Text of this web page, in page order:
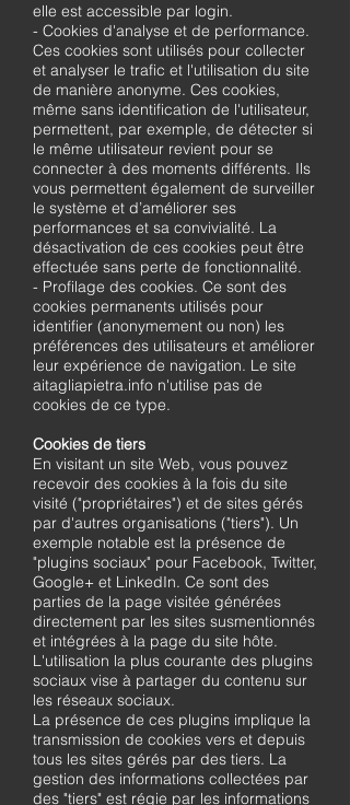
elle est accessible par login.
- Cookies d'analyse et de performance.
Ces cookies sont utilisés pour collecter
et analyser le trafic et l'utilisation du site
de manière anonyme. Ces cookies,
même sans identification de l'utilisateur,
permettent, par exemple, de détecter si
le même utilisateur revient pour se
connecter à des moments différents. Ils
vous permettent également de surveiller
le système et d’améliorer ses
performances et sa convivialité. La
désactivation de ces cookies peut être
effectuée sans perte de fonctionnalité.
- Profilage des cookies. Ce sont des
cookies permanents utilisés pour
identifier (anonymement ou non) les
préférences des utilisateurs et améliorer
leur expérience de navigation. Le site
aitagliapietra.info n'utilise pas de
cookies de ce type.
Cookies de tiers
En visitant un site Web, vous pouvez
recevoir des cookies à la fois du site
visité ("propriétaires") et de sites gérés
par d'autres organisations ("tiers"). Un
exemple notable est la présence de
"plugins sociaux" pour Facebook, Twitter,
Google+ et LinkedIn. Ce sont des
parties de la page visitée générées
directement par les sites susmentionnés
et intégrées à la page du site hôte.
L'utilisation la plus courante des plugins
sociaux vise à partager du contenu sur
les réseaux sociaux.
La présence de ces plugins implique la
transmission de cookies vers et depuis
tous les sites gérés par des tiers. La
gestion des informations collectées par
des "tiers" est régie par les informations